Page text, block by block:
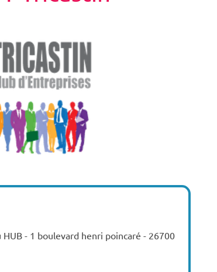
- 1 boulevard henri poincaré - 26700